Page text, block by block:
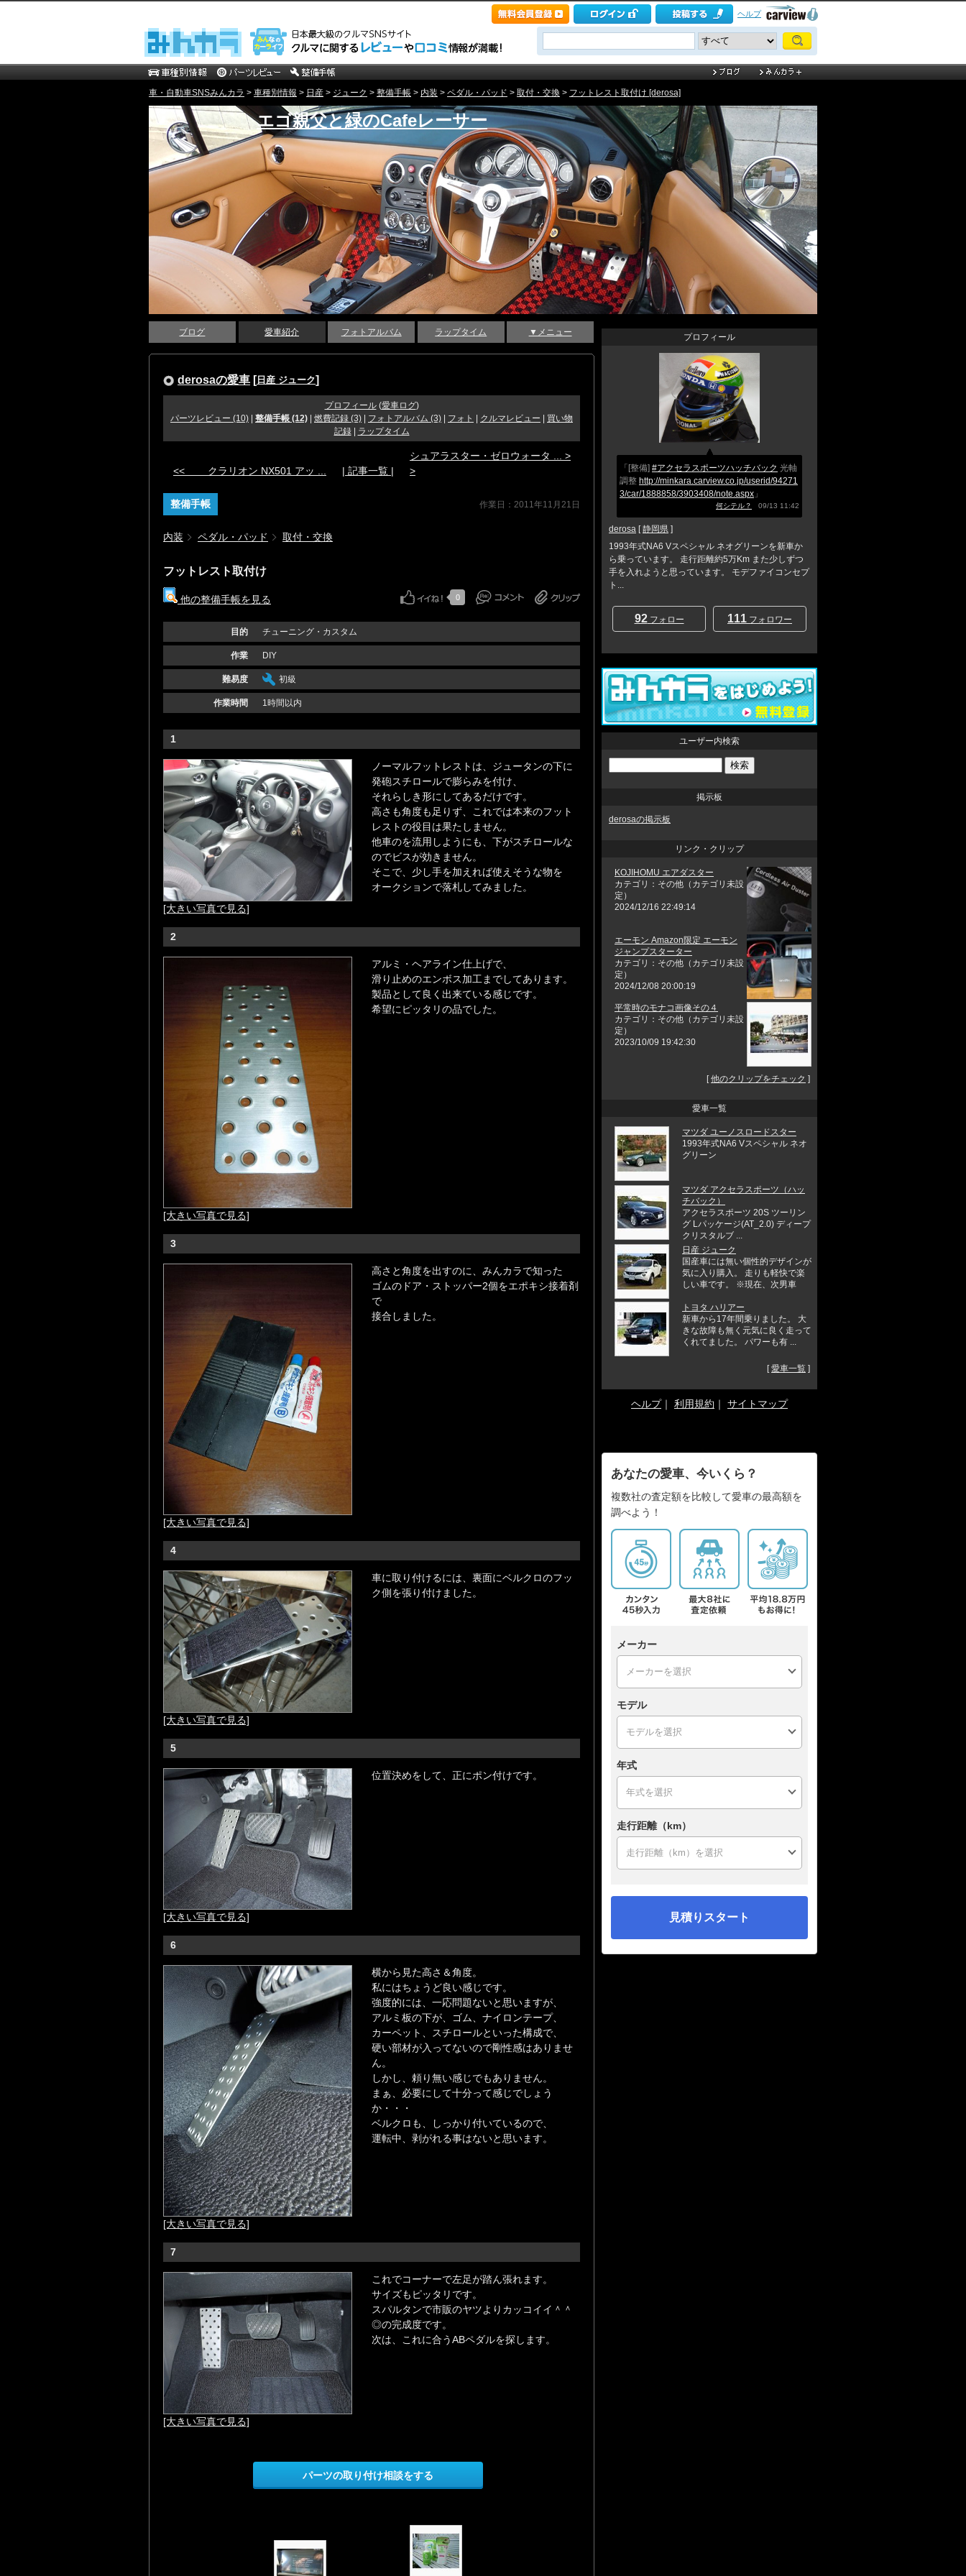
ヘルプ
車・自動車SNSみんカラ > 車種別情報 > 日産 > ジューク > 整備手帳 > 内装 > ペダル・パッド > 取付・交換 > フットレスト取付け [derosa]
エゴ親父と緑のCafeレーサー
ブログ 愛車紹介 フォトアルバム ラップタイム ▼メニュー
derosaの愛車 [ 日産 ジューク]
プロフィール(愛車ログ)
パーツレビュー (10)
整備手帳 (12) 燃費記録 (3) フォトアルバム (3) フォト クルマレビュー
買い物
記録| ラップタイム
<< クラリオン NX501 アッ ... | 記事一覧 |
シュアラスター・ゼロウォータ ... >
>
整備手帳 作業日：2011年11月21日
内装 ペダル・パッド 取付・交換
フットレスト取付け
他の整備手帳を見る 0
目的 チューニング・カスタム
作業 DIY
難易度 初級
作業時間 1時間以内
1
[大きい写真で見る]
ノーマルフットレストは、ジュータンの下に
発砲スチロールで膨らみを付け、
それらしき形にしてあるだけです。
高さも角度も足りず、これでは本来のフット
レストの役目は果たしません。
他車のを流用しようにも、下がスチロールな
のでビスが効きません。
そこで、少し手を加えれば使えそうな物を
オークションで落札してみました。
2
[大きい写真で見る]
アルミ・ヘアライン仕上げで、
滑り止めのエンボス加工までしてあります。
製品として良く出来ている感じです。
希望にピッタリの品でした。
3
[大きい写真で見る]
高さと角度を出すのに、みんカラで知った
ゴムのドア・ストッパー2個をエポキシ接着剤
で
接合しました。
4
[大きい写真で見る]
車に取り付けるには、裏面にベルクロのフッ
ク側を張り付けました。
5
[大きい写真で見る]
位置決めをして、正にポン付けです。
6
[大きい写真で見る]
横から見た高さ＆角度。
私にはちょうど良い感じです。
強度的には、一応問題ないと思いますが、
アルミ板の下が、ゴム、ナイロンテープ、
カーペット、スチロールといった構成で、
硬い部材が入ってないので剛性感はありませ
ん。
しかし、頼り無い感じでもありません。
まぁ、必要にして十分って感じでしょう
か・・・
ベルクロも、しっかり付いているので、
運転中、剥がれる事はないと思います。
7
[大きい写真で見る]
これでコーナーで左足が踏ん張れます。
サイズもピッタリです。
スパルタンで市販のヤツよりカッコイイ＾＾
◎の完成度です。
次は、これに合うABペダルを探します。
パーツの取り付け相談をする
プロフィール
「[整備] #アクセラスポーツハッチバック 光軸
調整 http://minkara.carview.co.jp/userid/94271
3/car/1888858/3903408/note.aspx 」
何シテル？ 09/13 11:42
derosa [静岡県 ]
1993年式NA6 Vスペシャル ネオグリーンを新車か
ら乗っています。 走行距離約5万Km また少しずつ
手を入れようと思っています。 モデファイコンセプ
ト...
92フォロー 111 フォロワー
ユーザー内検索
掲示板
derosaの掲示板
リンク・クリップ
KOJIHOMU エアダスター
カテゴリ：その他（カテゴリ未設
定）
2024/12/16 22:49:14
エーモン Amazon限定 エーモン
ジャンプスターター
カテゴリ：その他（カテゴリ未設
定）
2024/12/08 20:00:19
平常時のモナコ画像その４
カテゴリ：その他（カテゴリ未設
定）
2023/10/09 19:42:30
[他のクリップをチェック ]
愛車一覧
マツダ ユーノスロードスター
1993年式NA6 Vスペシャル ネオ
グリーン
マツダ アクセラスポーツ（ハッ
チバック）
アクセラスポーツ 20S ツーリン
グ Lパッケージ(AT_2.0) ディープ
クリスタルブ ...
日産 ジューク
国産車には無い個性的デザインが
気に入り購入。 走りも軽快で楽
しい車です。 ※現在、次男車
トヨタ ハリアー
新車から17年間乗りました。 大
きな故障も無く元気に良く走って
くれてました。 パワーも有 ...
[愛車一覧 ]
ヘルプ｜ 利用規約 ｜ サイトマップ
あなたの愛車、今いくら？
複数社の査定額を比較して愛車の最高額を
調べよう！
メーカー
モデル
年式
走行距離（km）
見積りスタート